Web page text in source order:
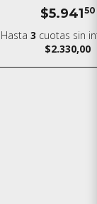
$5.94150
Hasta3 cuotas sin
$2.330,00